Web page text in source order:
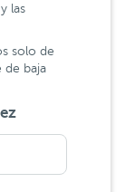
las
solo de
de baja